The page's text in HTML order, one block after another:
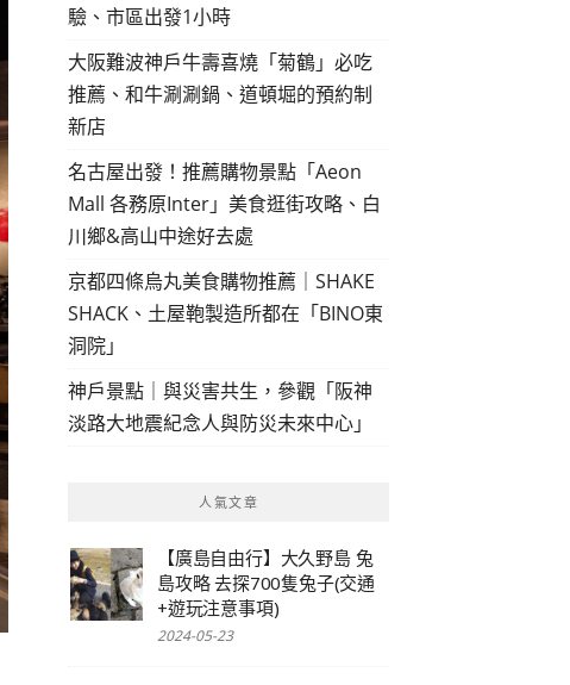
驗、市區出發1小時
大阪難波神戶牛壽喜燒「菊鶴」必吃
推薦、和牛涮涮鍋、道頓堀的預約制
新店
名古屋出發！推薦購物景點「Aeon
Mall 各務原Inter」美食逛街攻略、白
川鄉&高山中途好去處
京都四條烏丸美食購物推薦｜SHAKE
SHACK、土屋鞄製造所都在「BINO東
洞院」
神戶景點｜與災害共生，參觀「阪神
淡路大地震紀念人與防災未來中心」
人氣文章
【廣島自由行】大久野島 兔
島攻略 去探700隻兔子(交通
+遊玩注意事項)
2024-05-23